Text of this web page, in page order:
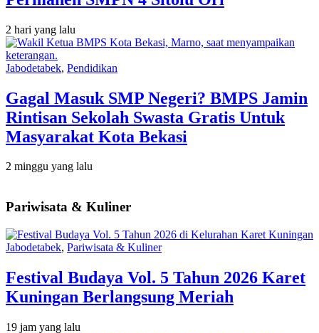
2 hari yang lalu
Jabodetabek, Pendidikan
Gagal Masuk SMP Negeri? BMPS Jamin
Rintisan Sekolah Swasta Gratis Untuk
Masyarakat Kota Bekasi
2 minggu yang lalu
Pariwisata & Kuliner
Jabodetabek, Pariwisata & Kuliner
Festival Budaya Vol. 5 Tahun 2026 Karet
Kuningan Berlangsung Meriah
19 jam yang lalu